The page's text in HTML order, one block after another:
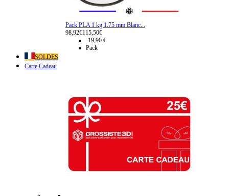
Pack PLA 1 kg 1.75 mm Blanc...
98,92€115,50€
-19,90 €
Pack
SOLDES
Carte Cadeau